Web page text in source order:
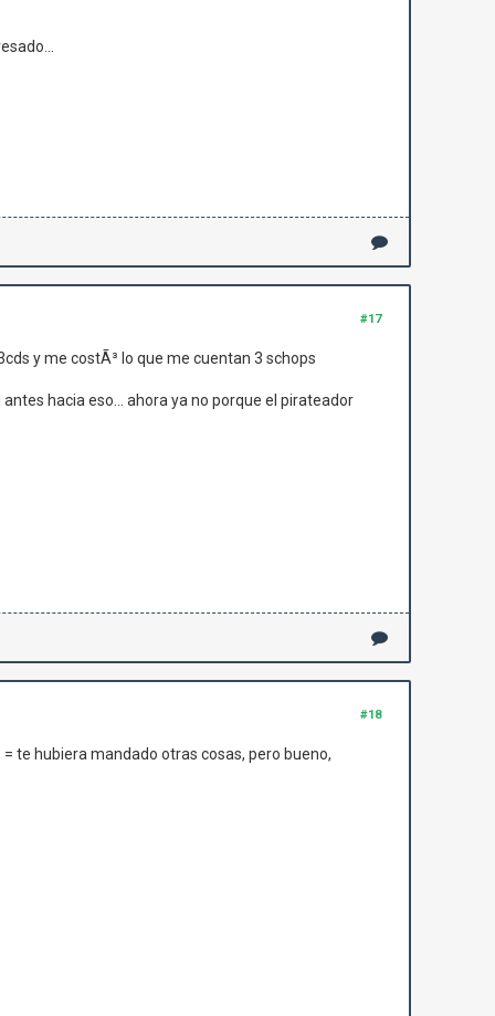
#17
y me costÃ³ lo que me cuentan 3 schops
hacia eso... ahora ya no porque el pirateador
#18
te hubiera mandado otras cosas, pero bueno,